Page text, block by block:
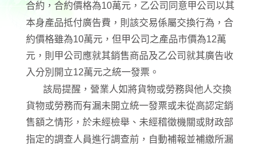
合約，合約價格為10萬元，乙公司同意甲公司以其
本身產品抵付廣告費，則該交易係屬交換行為，合
約價格雖為10萬元，但甲公司之產品市價為12萬
元，則甲公司應就其銷售商品及乙公司就其廣告收
入分別開立12萬元之統一發票。
該局提醒，營業人如將貨物或勞務與他人交換
貨物或勞務而有漏未開立統一發票或未從高認定銷
售額之情形，於未經檢舉、未經稽徵機關或財政部
指定的調查人員進行調查前，自動補報並補繳所漏